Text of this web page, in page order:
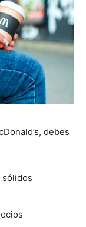
debes
sólidos